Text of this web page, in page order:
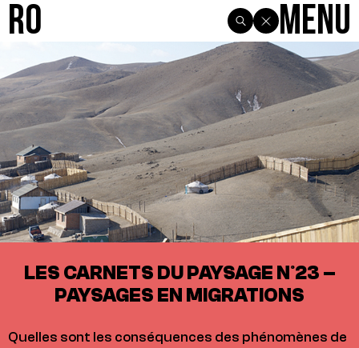
R0 Menu
LES CARNETS DU PAYSAGE N°23 –
PAYSAGES EN MIGRATIONS
Quelles sont les conséquences des phénomènes de